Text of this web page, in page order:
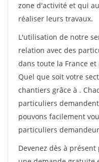
zone d'activité et qui
réaliser leurs travaux.
L'utilisation de notre
relation avec des
dans toute la France
Quel que soit votre
chantiers grâce à .
particuliers
pouvons facilement
particuliers
Devenez dès à